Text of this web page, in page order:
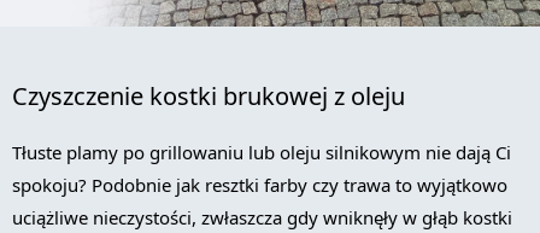
Czyszczenie kostki brukowej z oleju
Tłuste plamy po grillowaniu lub oleju silnikowym nie dają Ci
spokoju? Podobnie jak resztki farby czy trawa to wyjątkowo
uciążliwe nieczystości, zwłaszcza gdy wniknęły w głąb kostki